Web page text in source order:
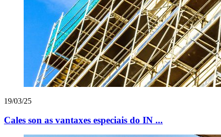
19/03/25
Cales son as vantaxes especiais do IN ...